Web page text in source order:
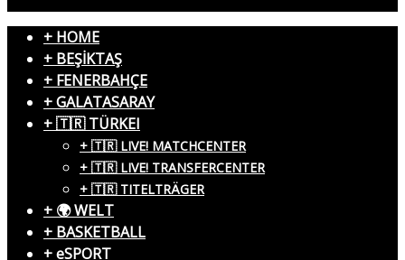
+ HOME
+ BEŞİKTAŞ
+ FENERBAHÇE
+ GALATASARAY
+ 🇹🇷 TÜRKEI
+ 🇹🇷 LIVE! MATCHCENTER
+ 🇹🇷 LIVE! TRANSFERCENTER
+ 🇹🇷 TITELTRÄGER
+ 🌍 WELT
+ BASKETBALL
+ eSPORT